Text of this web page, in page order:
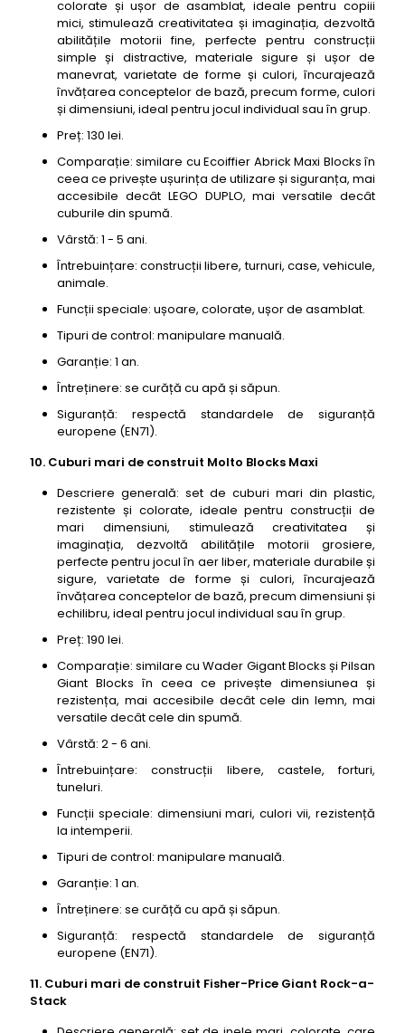
colorate și ușor de asamblat, ideale pentru copiii
mici, stimulează creativitatea și imaginația, dezvoltă
abilitățile motorii fine, perfecte pentru construcții
simple și distractive, materiale sigure și ușor de
manevrat, varietate de forme și culori, încurajează
învățarea conceptelor de bază, precum forme, culori
și dimensiuni, ideal pentru jocul individual sau în grup.
Preț: 130 lei.
Comparație: similare cu Ecoiffier Abrick Maxi Blocks în
ceea ce privește ușurința de utilizare și siguranța, mai
accesibile decât LEGO DUPLO, mai versatile decât
cuburile din spumă.
Vârstă: 1 - 5 ani.
Întrebuințare: construcții libere, turnuri, case, vehicule,
animale.
Funcții speciale: ușoare, colorate, ușor de asamblat.
Tipuri de control: manipulare manuală.
Garanție: 1 an.
Întreținere: se curăță cu apă și săpun.
Siguranță: respectă standardele de siguranță
europene (EN71).
10. Cuburi mari de construit Molto Blocks Maxi
Descriere generală: set de cuburi mari din plastic,
rezistente și colorate, ideale pentru construcții de
mari dimensiuni, stimulează creativitatea și
imaginația, dezvoltă abilitățile motorii grosiere,
perfecte pentru jocul în aer liber, materiale durabile și
sigure, varietate de forme și culori, încurajează
învățarea conceptelor de bază, precum dimensiuni și
echilibru, ideal pentru jocul individual sau în grup.
Preț: 190 lei.
Comparație: similare cu Wader Gigant Blocks și Pilsan
Giant Blocks în ceea ce privește dimensiunea și
rezistența, mai accesibile decât cele din lemn, mai
versatile decât cele din spumă.
Vârstă: 2 - 6 ani.
Întrebuințare: construcții libere, castele, forturi,
tuneluri.
Funcții speciale: dimensiuni mari, culori vii, rezistență
la intemperii.
Tipuri de control: manipulare manuală.
Garanție: 1 an.
Întreținere: se curăță cu apă și săpun.
Siguranță: respectă standardele de siguranță
europene (EN71).
11. Cuburi mari de construit Fisher-Price Giant Rock-a-
Stack